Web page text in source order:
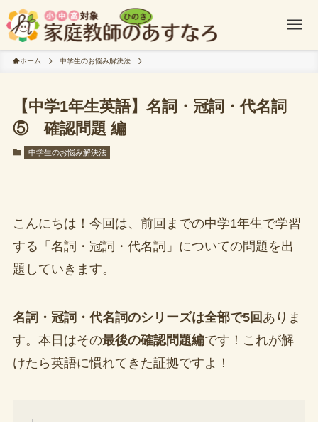
ホーム 中学生のお悩み解決法
【中学1年生英語】名詞・冠詞・代名詞
⑤ 確認問題 編
中学生のお悩み解決法
こんにちは！今回は、前回までの中学1年生で学習
する「名詞・冠詞・代名詞」についての問題を出
題していきます。
名詞・冠詞・代名詞のシリーズは全部で5回 ありま
す。本日はその最後の確認問題編です！これが解
けたら英語に慣れてきた証拠ですよ！